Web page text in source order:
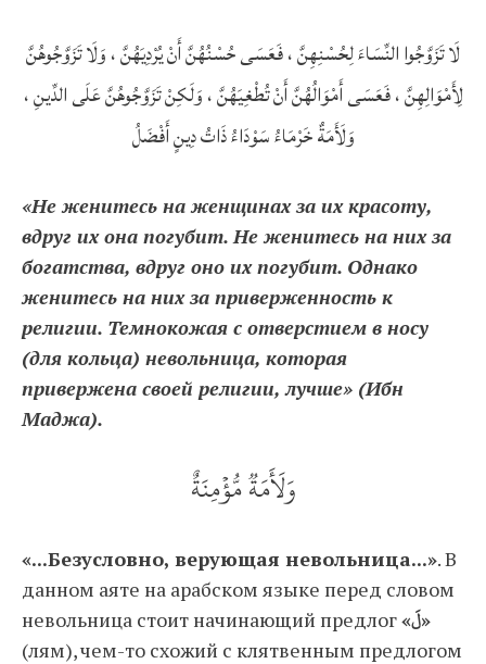
لَا تَزَوَّجُوا النِّسَاءَ لِحُسْنِهِنَّ ، فَعَسَى حُسْنُهُنَّ أَنْ يُرْدِيَهُنَّ ، وَلَا تَزَوَّجُوهُنَّ
لِأَمْوَالِهِنَّ ، فَعَسَى أَمْوَالُهُنَّ أَنْ تُطْغِيَهُنَّ ، وَلَكِنْ تَزَوَّجُوهُنَّ عَلَى الدِّينِ ،
وَلَأَمَةٌ خَرْمَاءُ سَوْدَاءُ ذَاتُ دِينٍ أَفْضَلُ
«Не женитесь на женщинах за их красоту,
вдруг их она погубит. Не женитесь на них за
богатства, вдруг оно их погубит. Однако
женитесь на них за приверженность к
религии. Темнокожая с отверстием в носу
(для кольца) невольница, которая
привержена своей религии, лучше» (Ибн
Маджа).
وَلَأَمَةٞ مُّؤۡمِنَةٌ
«...Безусловно, верующая невольница...». В
данном аяте на арабском языке перед словом
невольница стоит начинающий предлог
«لَ»
(лям), чем-то схожий с клятвенным предлогом